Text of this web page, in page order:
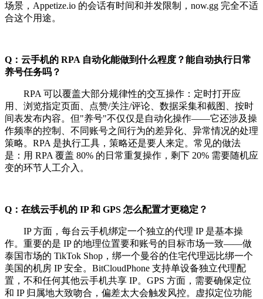
场景，Appetize.io 的会话有时间和并发限制，now.gg 完全不适
合这个用途。
Q：云手机的 RPA 自动化能做到什么程度？能自动执行日常
养号任务吗？
RPA 可以覆盖大部分规律性的交互操作：定时打开应
用、浏览指定页面、点赞/关注/评论、数据采集和截图、按时
间表发布内容。但"养号"不仅仅是自动化操作——它还涉及操
作频率的控制、不同账号之间行为的差异化、异常情况的处理
策略。RPA 是执行工具，策略还是要人来定。常见的做法
是：用 RPA 覆盖 80% 的日常重复操作，剩下 20% 需要随机应
变的环节人工介入。
Q：在线云手机的 IP 和 GPS 怎么配置才更稳定？
IP 方面，每台云手机绑定一个独立的代理 IP 是基本操
作。重要的是 IP 的地理位置要和账号的目标市场一致——做
泰国市场的 TikTok Shop，绑一个曼谷的住宅代理远比绑一个
美国的机房 IP 安全。BitCloudPhone 支持单设备独立代理配
置，不和任何其他云手机共享 IP。GPS 方面，需要确保定位
和 IP 归属地大致吻合，偏差太大会触发风控。虚拟定位功能